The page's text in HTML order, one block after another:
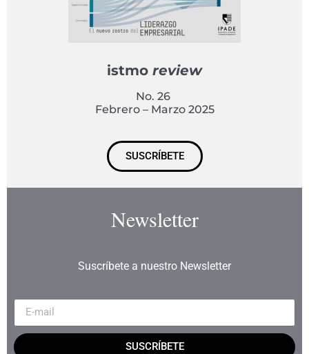
istmo review
No. 26
Febrero – Marzo 2025
SUSCRÍBETE
Newsletter
Suscríbete a nuestro Newsletter
SUSCRÍBETE